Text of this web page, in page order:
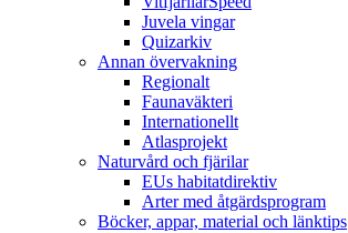
Juvela vingar
Quizarkiv
Annan övervakning
Regionalt
Faunaväkteri
Internationellt
Atlasprojekt
Naturvård och fjärilar
EUs habitatdirektiv
Arter med åtgärdsprogram
Böcker, appar, material och länktips